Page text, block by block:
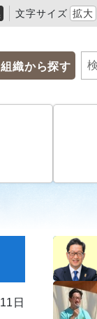
文字サイズ 拡大
組織から探す
日